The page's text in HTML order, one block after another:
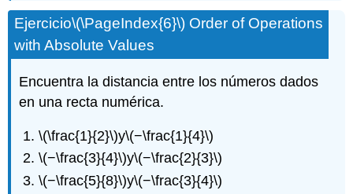
Ejercicio\(\PageIndex{6}\) Order of Operations
with Absolute Values
Encuentra la distancia entre los números dados
en una recta numérica.
\(\frac{1}{2}\)y\(−\frac{1}{4}\)
\(−\frac{3}{4}\)y\(−\frac{2}{3}\)
\(−\frac{5}{8}\)y\(−\frac{3}{4}\)